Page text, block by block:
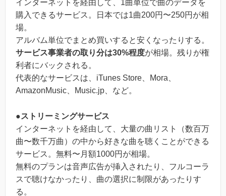
インターネットを経由して、1曲単位で曲のデータを
購入できるサービス。日本では1曲200円〜250円が相
場。
アルバム単位でまとめ買いすると安くなったりする。
サービス事業者の取り分は30%程度が相場。残りが権
利者にバックされる。
代表的なサービスは、iTunes Store、Mora、
AmazonMusic、Music.jp、など。
●ストリーミングサービス
インターネットを経由して、大量の曲リスト（数百万
曲〜数千万曲）の中から好きな曲を聴くことができる
サービス。無料〜月額1000円が相場。
無料のプランは音声広告が挿入されたり、フルコーラ
スで聴けなかったり、曲の選択に制限があったりす
る。